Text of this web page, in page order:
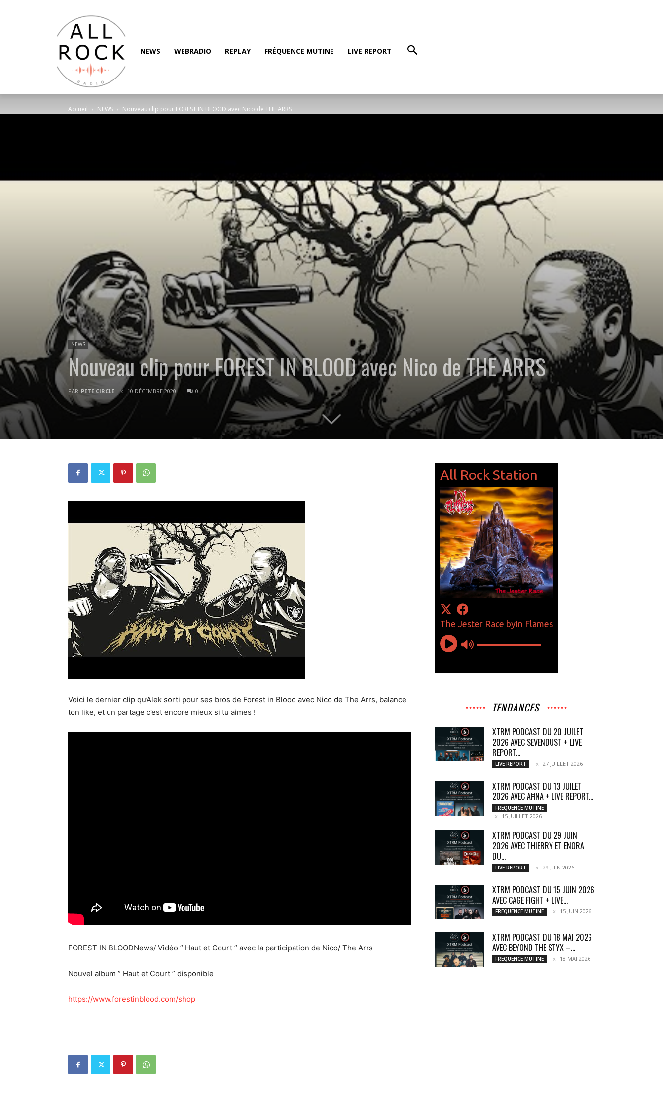
NEWS WEBRADIO REPLAY FRÉQUENCE MUTINE LIVE REPORT
Accueil NEWS Nouveau clip pour FOREST IN BLOOD avec Nico de THE ARRS
NEWS
Nouveau clip pour FOREST IN BLOOD avec Nico de THE ARRS
PAR PETE CIRCLE 10 DÉCEMBRE 2020 0
Voici le dernier clip qu’Alek sorti pour ses bros de Forest in Blood avec Nico de The Arrs, balance
ton like, et un partage c’est encore mieux si tu aimes !
FOREST IN BLOODNews/ Vidéo ” Haut et Court ” avec la participation de Nico/ The Arrs
Nouvel album ” Haut et Court ” disponible
https://www.forestinblood.com/shop
TENDANCES
XTRM PODCAST DU 20 JUILET
2026 AVEC SEVENDUST + LIVE
REPORT...
LIVE REPORT 27 JUILLET 2026
XTRM PODCAST DU 13 JUILET
2026 AVEC AĦNA + LIVE REPORT...
FREQUENCE MUTINE
15 JUILLET 2026
XTRM PODCAST DU 29 JUIN
2026 AVEC THIERRY ET ENORA
DU...
LIVE REPORT 29 JUIN 2026
XTRM PODCAST DU 15 JUIN 2026
AVEC CAGE FIGHT + LIVE...
FREQUENCE MUTINE 15 JUIN 2026
XTRM PODCAST DU 18 MAI 2026
AVEC BEYOND THE STYX –...
FREQUENCE MUTINE 18 MAI 2026